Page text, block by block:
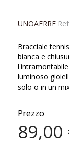
UNOAERRE
Bracciale
bianca e
luminoso
solo o in un
Prezzo
89,00